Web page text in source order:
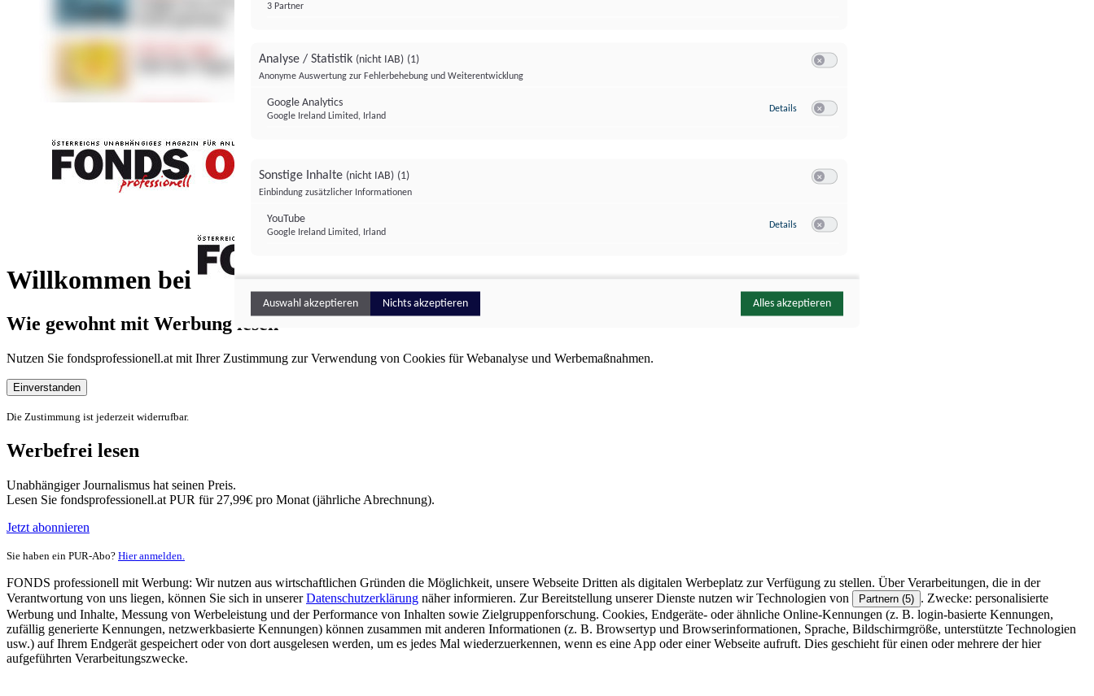
Willkommen bei
FONDS professionell
Wie gewohnt mit Werbung lesen
Nutzen Sie fondsprofessionell.at mit Ihrer Zustimmung zur Verwendung von Cookies für Webanalyse und Werbemaßnahmen.
Einverstanden
Die Zustimmung ist jederzeit widerrufbar.
Werbefrei lesen
Unabhängiger Journalismus hat seinen Preis.
Lesen Sie fondsprofessionell.at PUR für 27,99€ pro Monat (jährliche Abrechnung).
Jetzt abonnieren
Sie haben ein PUR-Abo? Hier anmelden.
FONDS professionell mit Werbung: Wir nutzen aus wirtschaftlichen Gründen die Möglichkeit, unsere Webseite Dritten als digitalen Werbeplatz zur Verfügung zu stellen. Über Verarbeitungen, die in der
Verantwortung von uns liegen, können Sie sich in unsererDatenschutzerklärung näher informieren. Zur Bereitstellung unserer Dienste nutzen wir Technologien von Partnern (5) . Zwecke: personalisierte
Werbung und Inhalte, Messung von Werbeleistung und der Performance von Inhalten sowie Zielgruppenforschung. Cookies, Endgeräte- oder ähnliche Online-Kennungen (z. B. login-basierte Kennungen,
zufällig generierte Kennungen, netzwerkbasierte Kennungen) können zusammen mit anderen Informationen (z. B. Browsertyp und Browserinformationen, Sprache, Bildschirmgröße, unterstützte Technologien
usw.) auf Ihrem Endgerät gespeichert oder von dort ausgelesen werden, um es jedes Mal wiederzuerkennen, wenn es eine App oder einer Webseite aufruft. Dies geschieht für einen oder mehrere der hier
aufgeführten Verarbeitungszwecke.
3 Partner
Analyse / Statistik (nicht IAB) (1)
Anonyme Auswertung zur Fehlerbehebung und Weiterentwicklung
Google Analytics
Google Ireland Limited, Irland
Details zu Google Analytics
Sonstige Inhalte (nicht IAB) (1)
Einbindung zusätzlicher Informationen
YouTube
Google Ireland Limited, Irland
Details zu YouTube
Auswahl akzeptieren Nichts akzeptieren Alles akzeptieren